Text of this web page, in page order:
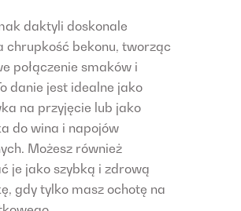
daktyli doskonale
chrupkość bekonu, tworząc
połączenie smaków i
danie jest idealne jako
na przyjęcie lub jako
do wina i napojów
Możesz również
je jako szybką i zdrową
gdy tylko masz ochotę na